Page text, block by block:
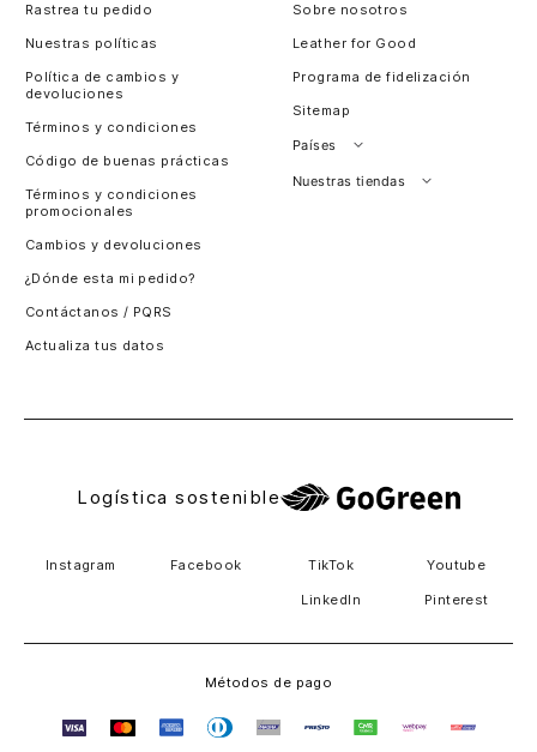
Rastrea tu pedido
Nuestras políticas
Política de cambios y
devoluciones
Términos y condiciones
Código de buenas prácticas
Términos y condiciones
promocionales
Cambios y devoluciones
¿Dónde esta mi pedido?
Contáctanos / PQRS
Actualiza tus datos
Sobre nosotros
Leather for Good
Programa de fidelización
Sitemap
Países
Perú
Nuestras tiendas
Logística sostenible
Instagram Facebook TikTok Youtube
LinkedIn Pinterest
Métodos de pago